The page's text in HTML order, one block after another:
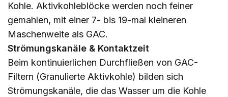
Kohle. Aktivkohleblöcke werden noch feiner
gemahlen, mit einer 7- bis 19-mal kleineren
Maschenweite als GAC.
Strömungskanäle & Kontaktzeit
Beim kontinuierlichen Durchfließen von GAC-
Filtern (Granulierte Aktivkohle) bilden sich
Strömungskanäle, die das Wasser um die Kohle